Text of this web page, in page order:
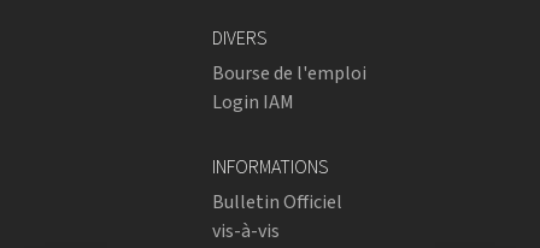
DIVERS
Bourse de l'emploi
Login IAM
INFORMATIONS
Bulletin Officiel
vis-à-vis